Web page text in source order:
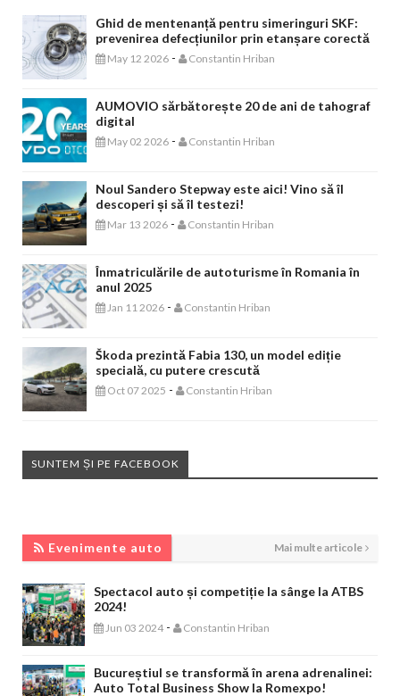
Ghid de mentenanță pentru simeringuri SKF:
prevenirea defecțiunilor prin etanșare corectă
May 12 2026 - Constantin Hriban
AUMOVIO sărbătorește 20 de ani de tahograf
digital
May 02 2026 - Constantin Hriban
Noul Sandero Stepway este aici! Vino să îl
descoperi și să îl testezi!
Mar 13 2026 - Constantin Hriban
Înmatriculările de autoturisme în Romania în
anul 2025
Jan 11 2026 - Constantin Hriban
Škoda prezintă Fabia 130, un model ediție
specială, cu putere crescută
Oct 07 2025 - Constantin Hriban
SUNTEM ȘI PE FACEBOOK
Evenimente auto Mai multe articole
Spectacol auto și competiție la sânge la ATBS
2024!
Jun 03 2024 - Constantin Hriban
Bucureștiul se transformă în arena adrenalinei:
Auto Total Business Show la Romexpo!